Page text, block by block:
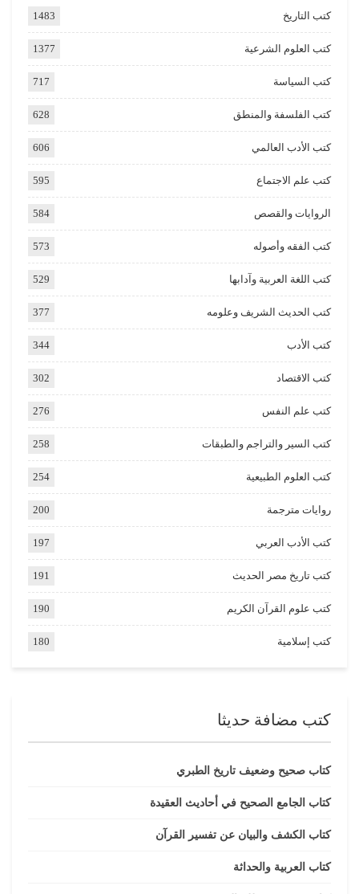
كتب التاريخ 1483
كتب العلوم الشرعية 1377
كتب السياسة 717
كتب الفلسفة والمنطق 628
كتب الأدب العالمي 606
كتب علم الاجتماع 595
الروايات والقصص 584
كتب الفقه وأصوله 573
كتب اللغة العربية وآدابها 529
كتب الحديث الشريف وعلومه 377
كتب الأدب 344
كتب الاقتصاد 302
كتب علم النفس 276
كتب السير والتراجم والطبقات 258
كتب العلوم الطبيعية 254
روايات مترجمة 200
كتب الأدب العربي 197
كتب تاريخ مصر الحديث 191
كتب علوم القرآن الكريم 190
كتب إسلامية 180
كتب مضافة حديثا
كتاب صحيح وضعيف تاريخ الطبري
كتاب الجامع الصحيح في أحاديث العقيدة
كتاب الكشف والبيان عن تفسير القرآن
كتاب العربية والحداثة